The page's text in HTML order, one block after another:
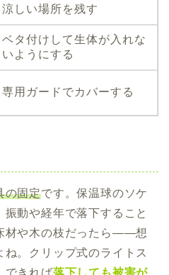
涼しい場所を残す
ベタ付けして生体が入れな
いようにする
専用ガードでカバーする
の固定です。保温球のソケ
動や経年で落下すること
材や木の枝だったら——想
。クリップ式のライトス
できれば落下しても被害が